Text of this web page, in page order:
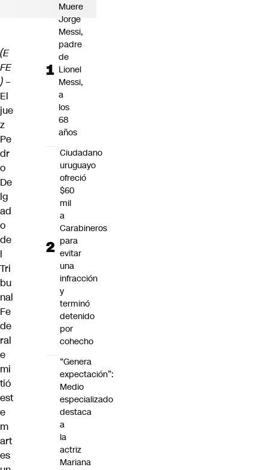
(E
FE
) –
El
jue
z
Pe
dr
o
De
lg
ad
o
de
l
Tri
bu
nal
Fe
de
ral
e
mi
tió
est
e
m
art
es
Muere
Jorge
Messi,
padre
de
Lionel
Messi,
a
los
68
años
Ciudadano
uruguayo
ofreció
$60
mil
a
Carabineros
para
evitar
una
infracción
y
terminó
detenido
por
cohecho
“Genera
expectación”:
Medio
especializado
destaca
a
la
actriz
Mariana